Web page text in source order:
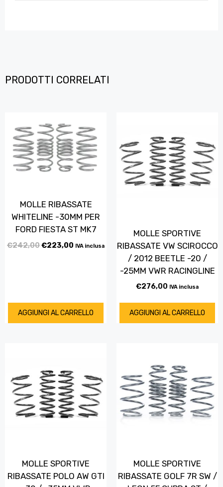
PRODOTTI CORRELATI
MOLLE RIBASSATE
WHITELINE -30MM PER
FORD FIESTA ST MK7
€242,00€223,00 IVA inclusa
AGGIUNGI AL CARRELLO
MOLLE SPORTIVE
RIBASSATE VW SCIROCCO
/ 2012 BEETLE -20 /
-25MM VWR RACINGLINE
€276,00 IVA inclusa
AGGIUNGI AL CARRELLO
MOLLE SPORTIVE
RIBASSATE POLO AW GTI
MOLLE SPORTIVE
RIBASSATE GOLF 7R SW /